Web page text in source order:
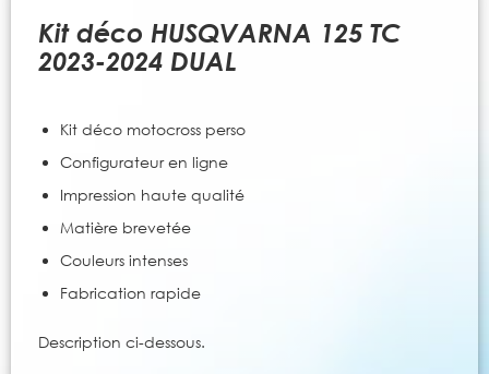
Kit déco HUSQVARNA 125 TC
2023-2024 DUAL
Kit déco motocross perso
Configurateur en ligne
Impression haute qualité
Matière brevetée
Couleurs intenses
Fabrication rapide
Description ci-dessous.
beginning
gallery